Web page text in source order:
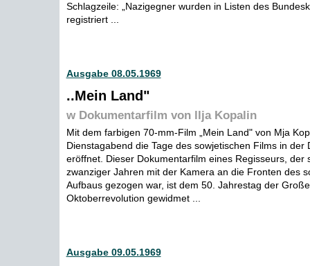
Schlagzeile: „Nazigegner wurden in Listen des
registriert ...
Ausgabe 08.05.1969
..Mein Land"
w Dokumentarfilm von llja Kopalin
Mit dem farbigen 70-mm-Film „Mein Land" von Mja
Dienstagabend die Tage des sowjetischen Films in der
eröffnet. Dieser Dokumentarfilm eines Regisseurs, der
zwanziger Jahren mit der Kamera an die Fronten des
Aufbaus gezogen war, ist dem 50. Jahrestag der
Oktoberrevolution gewidmet ...
Ausgabe 09.05.1969